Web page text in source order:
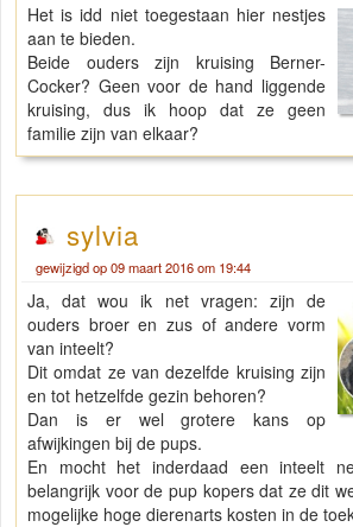
Het is idd niet toegestaan hier nestjes
aan te bieden.
Beide ouders zijn kruising Berner-
Cocker? Geen voor de hand liggende
kruising, dus ik hoop dat ze geen
familie zijn van elkaar?
sylvia
gewijzigd op 09 maart 2016 om 19:44
Ja, dat wou ik net vragen: zijn de
ouders broer en zus of andere vorm
van inteelt?
Dit omdat ze van dezelfde kruising zijn
en tot hetzelfde gezin behoren?
Dan is er wel grotere kans op
afwijkingen bij de pups.
En mocht het inderdaad een inteelt
belangrijk voor de pup kopers dat ze dit
mogelijke hoge dierenarts kosten in de